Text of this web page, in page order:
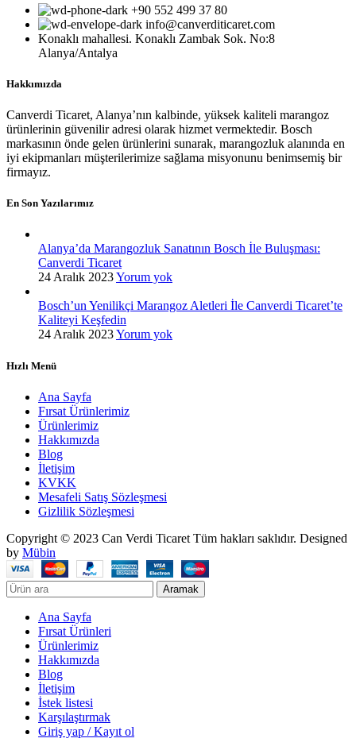
+90 552 499 37 80
info@canverditicaret.com
Konaklı mahallesi. Konaklı Zambak Sok. No:8
Alanya/Antalya
Hakkımızda
Canverdi Ticaret, Alanya’nın kalbinde, yüksek kaliteli marangoz
ürünlerinin güvenilir adresi olarak hizmet vermektedir. Bosch
markasının önde gelen ürünlerini sunarak, marangozluk alanında en
iyi ekipmanları müşterilerimize sağlama misyonunu benimsemiş bir
firmayız.
En Son Yazılarımız
Alanya’da Marangozluk Sanatının Bosch İle Buluşması:
Canverdi Ticaret
24 Aralık 2023Yorum yok
Bosch’un Yenilikçi Marangoz Aletleri İle Canverdi Ticaret’te
Kaliteyi Keşfedin
24 Aralık 2023Yorum yok
Hızlı Menü
Ana Sayfa
Fırsat Ürünlerimiz
Ürünlerimiz
Hakkımızda
Blog
İletişim
KVKK
Mesafeli Satış Sözleşmesi
Gizlilik Sözleşmesi
Copyright © 2023 Can Verdi Ticaret Tüm hakları saklıdır. Designed
by Mübin
Aramak
Ana Sayfa
Fırsat Ürünleri
Ürünlerimiz
Hakkımızda
Blog
İletişim
İstek listesi
Karşılaştırmak
Giriş yap / Kayıt ol